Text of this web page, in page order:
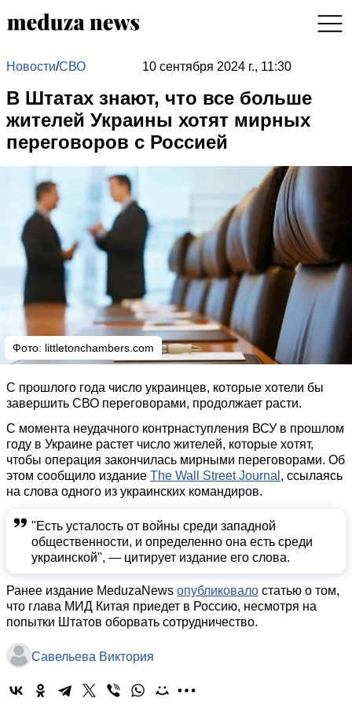
Новости/СВО 10 сентября 2024 г., 11:30
В Штатах знают, что все больше
жителей Украины хотят мирных
переговоров с Россией
Фото: littletonchambers.com
С прошлого года число украинцев, которые хотели бы
завершить СВО переговорами, продолжает расти.
С момента неудачного контрнаступления ВСУ в прошлом
году в Украине растет число жителей, которые хотят,
чтобы операция закончилась мирными переговорами. Об
этом сообщило издание The Wall Street Journal , ссылаясь
на слова одного из украинских командиров.
"Есть усталость от войны среди западной
общественности, и определенно она есть среди
украинской", — цитирует издание его слова.
Ранее издание MeduzaNews опубликовало статью о том,
что глава МИД Китая приедет в Россию, несмотря на
попытки Штатов оборвать сотрудничество.
Савельева Виктория